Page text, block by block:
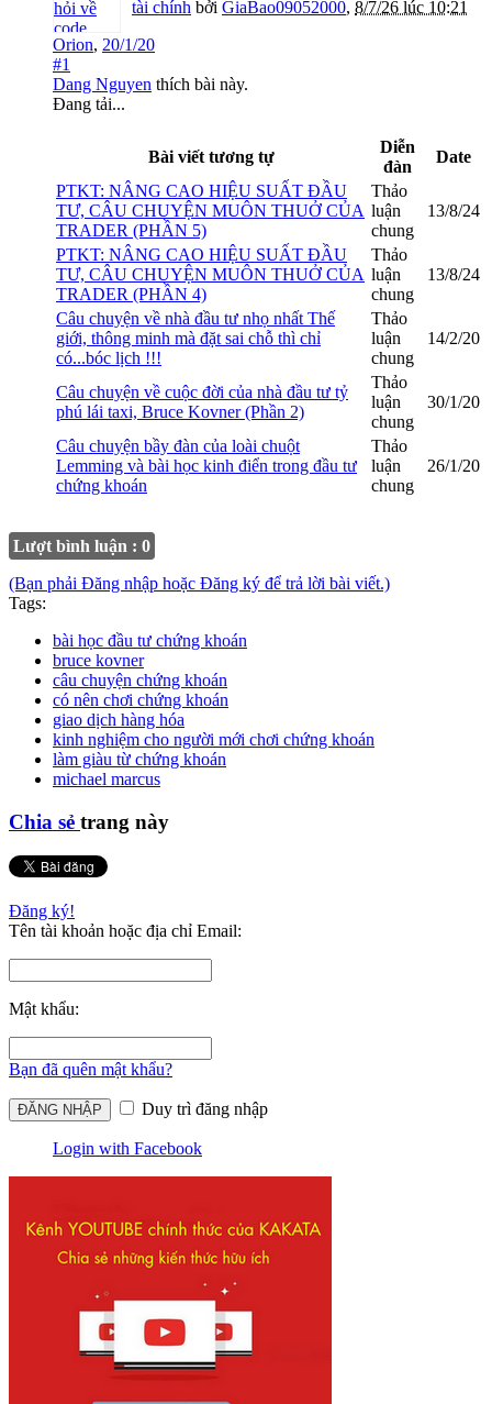
tài chính bởi GiaBao09052000, 8/7/26 lúc 10:21
Orion, 20/1/20
#1
Dang Nguyen thích bài này.
Đang tải...
Bài viết tương tự
Diễn
đàn
Date
PTKT: NÂNG CAO HIỆU SUẤT ĐẦU
TƯ, CÂU CHUYỆN MUÔN THUỞ CỦA
TRADER (PHẦN 5)
Thảo
luận
chung
13/8/24
PTKT: NÂNG CAO HIỆU SUẤT ĐẦU
TƯ, CÂU CHUYỆN MUÔN THUỞ CỦA
TRADER (PHẦN 4)
Thảo
luận
chung
13/8/24
Câu chuyện về nhà đầu tư nhọ nhất Thế
giới, thông minh mà đặt sai chỗ thì chỉ
có...bóc lịch !!!
Thảo
luận
chung
14/2/20
Câu chuyện về cuộc đời của nhà đầu tư tỷ
phú lái taxi, Bruce Kovner (Phần 2)
Thảo
luận
chung
30/1/20
Câu chuyện bầy đàn của loài chuột
Lemming và bài học kinh điển trong đầu tư
chứng khoán
Thảo
luận
chung
26/1/20
Lượt bình luận : 0
(Bạn phải Đăng nhập hoặc Đăng ký để trả lời bài viết.)
Tags:
bài học đầu tư chứng khoán
bruce kovner
câu chuyện chứng khoán
có nên chơi chứng khoán
giao dịch hàng hóa
kinh nghiệm cho người mới chơi chứng khoán
làm giàu từ chứng khoán
michael marcus
Chia sẻ trang này
Đăng ký!
Tên tài khoản hoặc địa chỉ Email:
Mật khẩu:
Bạn đã quên mật khẩu?
Duy trì đăng nhập
Login with Facebook